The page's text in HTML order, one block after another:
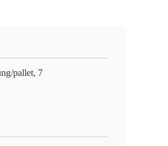
pallet, 7